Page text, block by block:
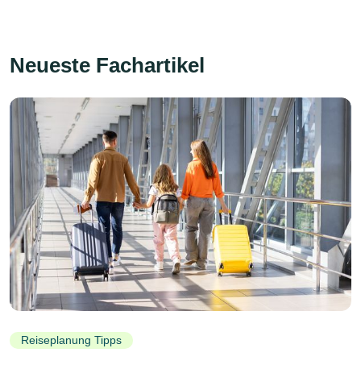
Neueste Fachartikel
Reiseplanung Tipps